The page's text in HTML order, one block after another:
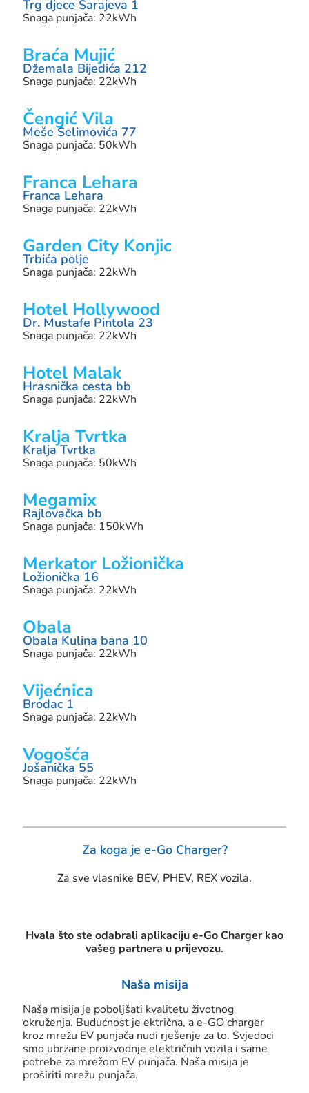
Trg djece Sarajeva 1
Snaga punjača: 22kWh
Braća Mujić
Džemala Bijedića 212
Snaga punjača: 22kWh
Čengić Vila
Meše Selimovića 77
Snaga punjača: 50kWh
Franca Lehara
Franca Lehara
Snaga punjača: 22kWh
Garden City Konjic
Trbića polje
Snaga punjača: 22kWh
Hotel Hollywood
Dr. Mustafe Pintola 23
Snaga punjača: 22kWh
Hotel Malak
Hrasnička cesta bb
Snaga punjača: 22kWh
Kralja Tvrtka
Kralja Tvrtka
Snaga punjača: 50kWh
Megamix
Rajlovačka bb
Snaga punjača: 150kWh
Merkator Ložionička
Ložionička 16
Snaga punjača: 22kWh
Obala
Obala Kulina bana 10
Snaga punjača: 22kWh
Vijećnica
Brodac 1
Snaga punjača: 22kWh
Vogošća
Jošanička 55
Snaga punjača: 22kWh
Za koga je e-Go Charger?
Za sve vlasnike BEV, PHEV, REX vozila.
Hvala što ste odabrali aplikaciju e-Go Charger kao
vašeg partnera u prijevozu.
Naša misija
Naša misija je poboljšati kvalitetu životnog
okruženja. Budućnost je ektrična, a e-GO charger
kroz mrežu EV punjača nudi rješenje za to. Svjedoci
smo ubrzane proizvodnje električnih vozila i same
potrebe za mrežom EV punjača. Naša misija je
proširiti mrežu punjača.